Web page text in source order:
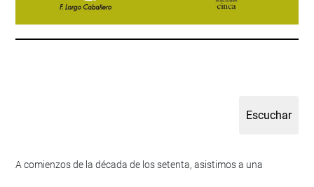
A comienzos de la década de los setenta, asistimos a una